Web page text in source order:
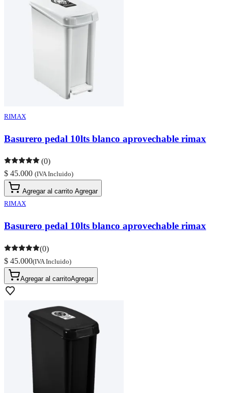
RIMAX
Basurero pedal 10lts blanco aprovechable rimax
(0)
$ 45.000 (IVA Incluido)
Agregar al carrito Agregar
RIMAX
Basurero pedal 10lts blanco aprovechable rimax
(0)
$ 45.000(IVA Incluido)
Agregar al carritoAgregar